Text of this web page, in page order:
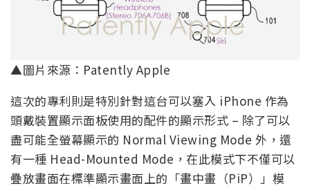
▲圖片來源：Patently Apple
這次的專利則是特別針對這台可以塞入 iPhone 作為
頭戴裝置顯示面板使用的配件的顯示形式 – 除了可以
盡可能全螢幕顯示的 Normal Viewing Mode 外，還
有一種 Head-Mounted Mode，在此模式下不僅可以
疊放畫面在標準顯示畫面上的「畫中畫（PiP）」模